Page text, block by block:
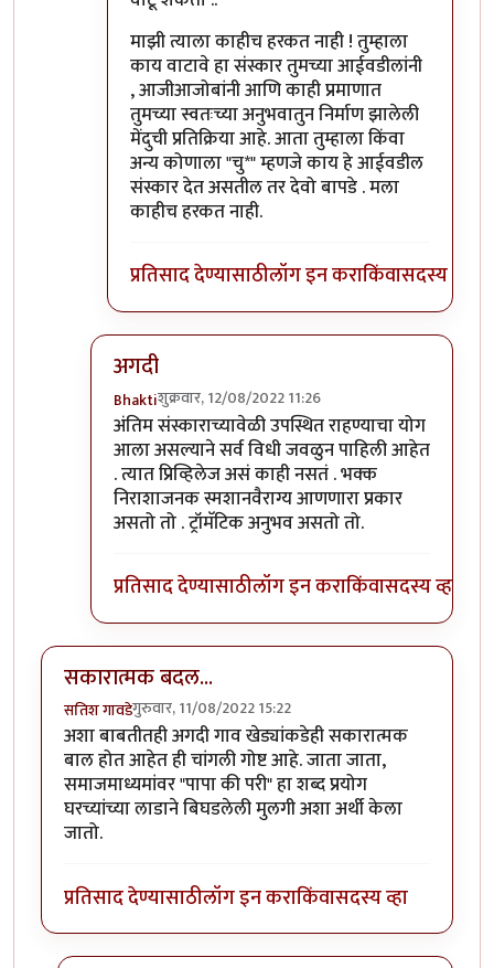
माझी त्याला काहीच हरकत नाही ! तुम्हाला
काय वाटावे हा संस्कार तुमच्या आईवडीलांनी
, आजीआजोबांनी आणि काही प्रमाणात
तुमच्या स्वतःच्या अनुभवातुन निर्माण झालेली
मेंदुची प्रतिक्रिया आहे. आता तुम्हाला किंवा
अन्य कोणाला "चु*" म्हणजे काय हे आईवडील
संस्कार देत असतील तर देवो बापडे . मला
काहीच हरकत नाही.
प्रतिसाद देण्यासाठीलॉग इन कराकिंवासदस्य व्हा
अगदी
Bhaktiशुक्रवार, 12/08/2022 11:26
In reply toविचित्र प्रतिसाद?byप्रसाद गोडबोले
अंतिम संस्काराच्यावेळी उपस्थित राहण्याचा योग
आला असल्याने सर्व विधी जवळुन पाहिली आहेत
. त्यात प्रिव्हिलेज असं काही नसतं . भक्क
निराशाजनक स्मशानवैराग्य आणणारा प्रकार
असतो तो . ट्रॉमॅटिक अनुभव असतो तो.
प्रतिसाद देण्यासाठीलॉग इन कराकिंवासदस्य व्हा
सकारात्मक बदल...
सतिश गावडेगुरुवार, 11/08/2022 15:22
अशा बाबतीतही अगदी गाव खेड्यांकडेही सकारात्मक
बाल होत आहेत ही चांगली गोष्ट आहे. जाता जाता,
समाजमाध्यमांवर "पापा की परी" हा शब्द प्रयोग
घरच्यांच्या लाडाने बिघडलेली मुलगी अशा अर्थी केला
जातो.
प्रतिसाद देण्यासाठीलॉग इन कराकिंवासदस्य व्हा